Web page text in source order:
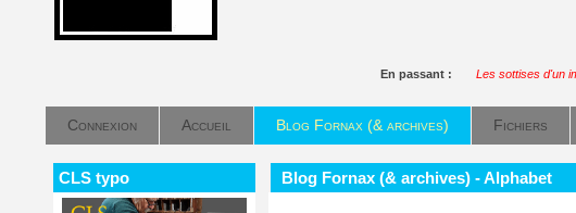
En passant : Les sottises d'un
Connexion Accueil Blog Fornax (& archives) Fichiers
CLS typo Blog Fornax (& archives) - Alphabet